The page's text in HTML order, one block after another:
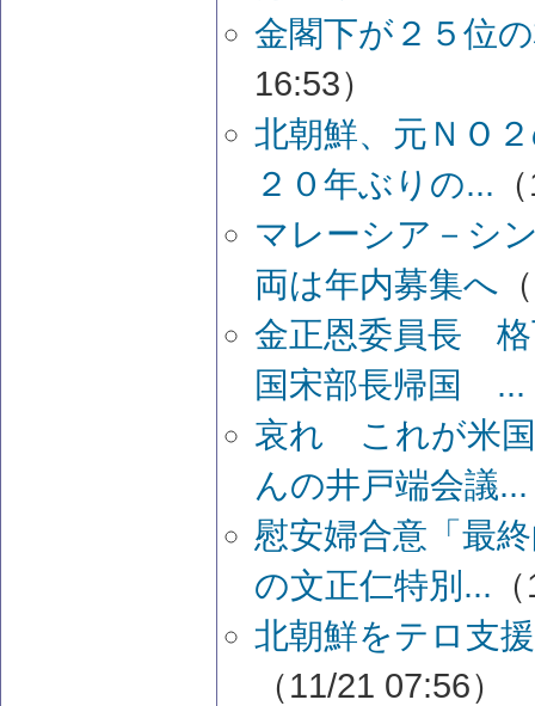
金閣下が２５位
16:53）
北朝鮮、元ＮＯ
２０年ぶりの...
マレーシア－シ
両は年内募集へ
金正恩委員長
国宋部長帰国 ...
哀れ これが米
んの井戸端会議...
慰安婦合意「最
の文正仁特別...
北朝鮮をテロ支
（11/21 07:56）